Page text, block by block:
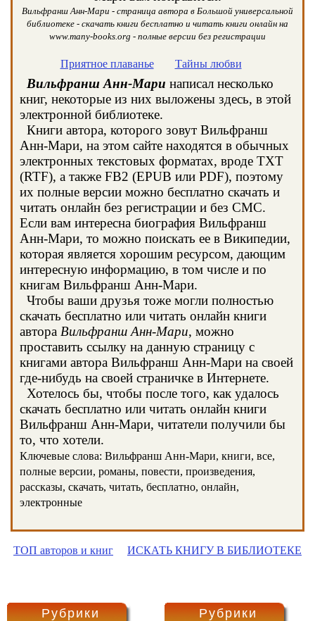
Вильфранш Анн-Мари - страница автора в Большой универсальной
библиотеке - скачать книги бесплатно и читать книги онлайн на
www.many-books.org - полные версии без регистрации
Приятное плаванье Тайны любви
Вильфранш Анн-Мари написал несколько
книг, некоторые из них выложены здесь, в этой
электронной библиотеке.
Книги автора, которого зовут Вильфранш
Анн-Мари, на этом сайте находятся в обычных
электронных текстовых форматах, вроде TXT
(RTF), а также FB2 (EPUB или PDF), поэтому
их полные версии можно бесплатно скачать и
читать онлайн без регистрации и без СМС.
Если вам интересна биография Вильфранш
Анн-Мари, то можно поискать ее в Википедии,
которая является хорошим ресурсом, дающим
интересную информацию, в том числе и по
книгам Вильфранш Анн-Мари.
Чтобы ваши друзья тоже могли полностью
скачать бесплатно или читать онлайн книги
автора Вильфранш Анн-Мари, можно
проставить ссылку на данную страницу с
книгами автора Вильфранш Анн-Мари на своей
где-нибудь на своей страничке в Интернете.
Хотелось бы, чтобы после того, как удалось
скачать бесплатно или читать онлайн книги
Вильфранш Анн-Мари, читатели получили бы
то, что хотели.
Ключевые слова: Вильфранш Анн-Мари, книги, все,
полные версии, романы, повести, произведения,
рассказы, скачать, читать, бесплатно, онлайн,
электронные
ТОП авторов и книг ИСКАТЬ КНИГУ В БИБЛИОТЕКЕ
Рубрики Рубрики